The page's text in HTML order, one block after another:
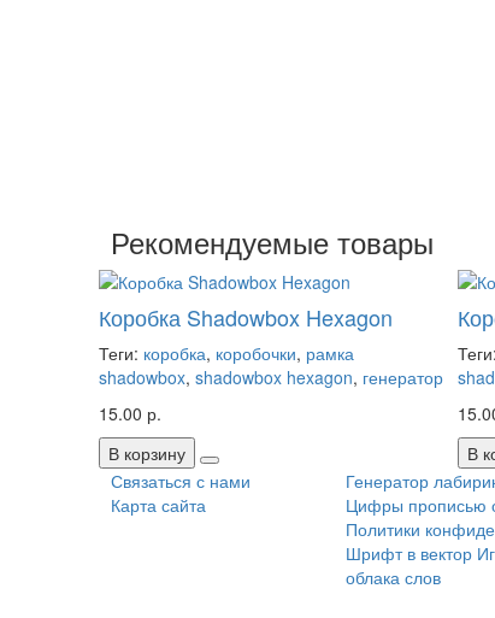
Рекомендуемые товары
Коробка Shadowbox Hexagon
Теги: коробка, коробочки, рамка
shadowbox, shadowbox hexagon, генератор
15.00 р.
В корзину
Теги:
В
Связаться с нами
Карта сайта
Генератор
Цифры прописью
Политики
Шрифт в вектор
облака слов